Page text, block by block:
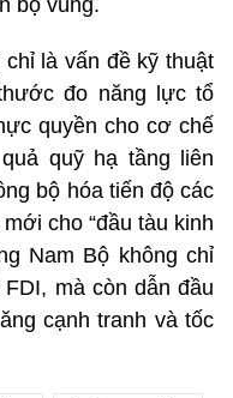
là vấn đề kỹ thuật
đo năng lực tổ
quyền cho cơ chế
quỹ hạ tầng liên
bộ hóa tiến độ các
cho “đầu tàu kinh
Nam Bộ không chỉ
mà còn dẫn đầu
cạnh tranh và tốc